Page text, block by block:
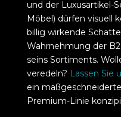
und der Luxusartikel-
Möbel) dürfen visuell
billig wirkende
Wahrnehmung der
seins Sortiments.
veredeln? Lassen Sie
ein
Premium-Linie